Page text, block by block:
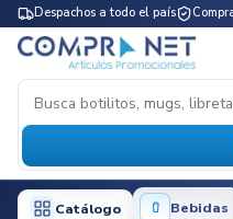
Despachos a todo el país
Catálogo Bebidas